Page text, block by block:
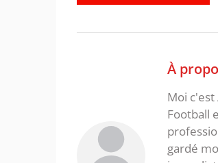
À
Moi c'est
Football
gardé